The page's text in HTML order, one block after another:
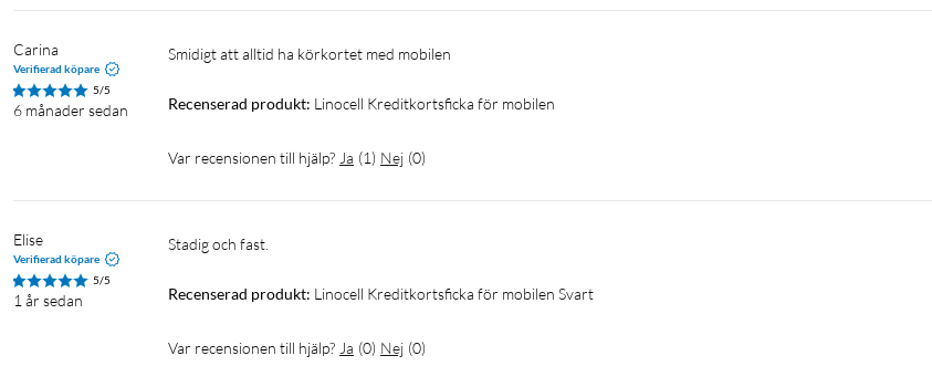
Carina
Verifierad köpare
5/5
6 månader sedan
Smidigt att alltid ha körkortet med mobilen
Recenserad produkt: Linocell Kreditkortsficka för mobilen
Var recensionen till hjälp? Ja (1) Nej (0)
Elise
Verifierad köpare
5/5
1 år sedan
Stadig och fast.
Recenserad produkt: Linocell Kreditkortsficka för mobilen Svart
Var recensionen till hjälp? Ja (0) Nej (0)